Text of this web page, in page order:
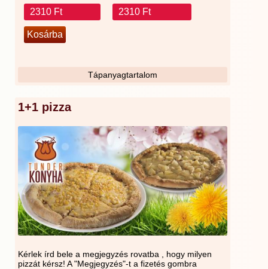
2310 Ft 2310 Ft
Tápanyagtartalom
1+1 pizza
Kérlek írd bele a megjegyzés rovatba , hogy milyen
pizzát kérsz! A "Megjegyzés"-t a fizetés gombra